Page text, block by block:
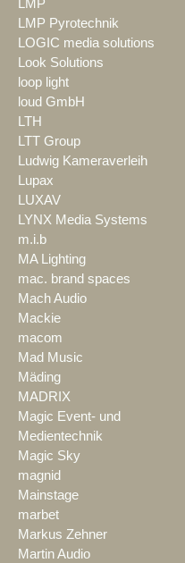
LMP
LMP Pyrotechnik
LOGIC media solutions
Look Solutions
loop light
loud GmbH
LTH
LTT Group
Ludwig Kameraverleih
Lupax
LUXAV
LYNX Media Systems
m.i.b
MA Lighting
mac. brand spaces
Mach Audio
Mackie
macom
Mad Music
Mäding
MADRIX
Magic Event- und
Medientechnik
Magic Sky
magnid
Mainstage
marbet
Markus Zehner
Martin Audio